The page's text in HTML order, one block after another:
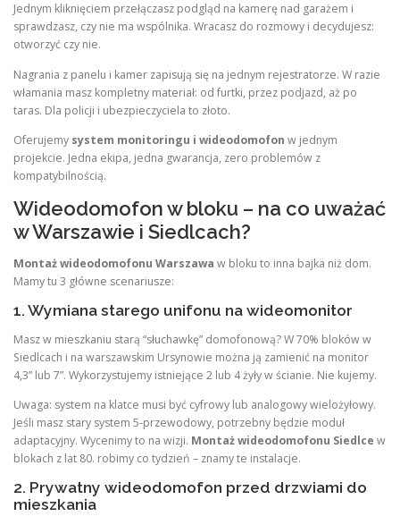
Jednym kliknięciem przełączasz podgląd na kamerę nad garażem i
sprawdzasz, czy nie ma wspólnika. Wracasz do rozmowy i decydujesz:
otworzyć czy nie.
Nagrania z panelu i kamer zapisują się na jednym rejestratorze. W razie
włamania masz kompletny materiał: od furtki, przez podjazd, aż po
taras. Dla policji i ubezpieczyciela to złoto.
Oferujemy system monitoringu i wideodomofon w jednym
projekcie. Jedna ekipa, jedna gwarancja, zero problemów z
kompatybilnością.
Wideodomofon w bloku – na co uważać
w Warszawie i Siedlcach?
Montaż wideodomofonu Warszawa w bloku to inna bajka niż dom.
Mamy tu 3 główne scenariusze:
1. Wymiana starego unifonu na wideomonitor
Masz w mieszkaniu starą “słuchawkę” domofonową? W 70% bloków w
Siedlcach i na warszawskim Ursynowie można ją zamienić na monitor
4,3” lub 7”. Wykorzystujemy istniejące 2 lub 4 żyły w ścianie. Nie kujemy.
Uwaga: system na klatce musi być cyfrowy lub analogowy wielożyłowy.
Jeśli masz stary system 5-przewodowy, potrzebny będzie moduł
adaptacyjny. Wycenimy to na wizji. Montaż wideodomofonu Siedlce w
blokach z lat 80. robimy co tydzień – znamy te instalacje.
2. Prywatny wideodomofon przed drzwiami do
mieszkania